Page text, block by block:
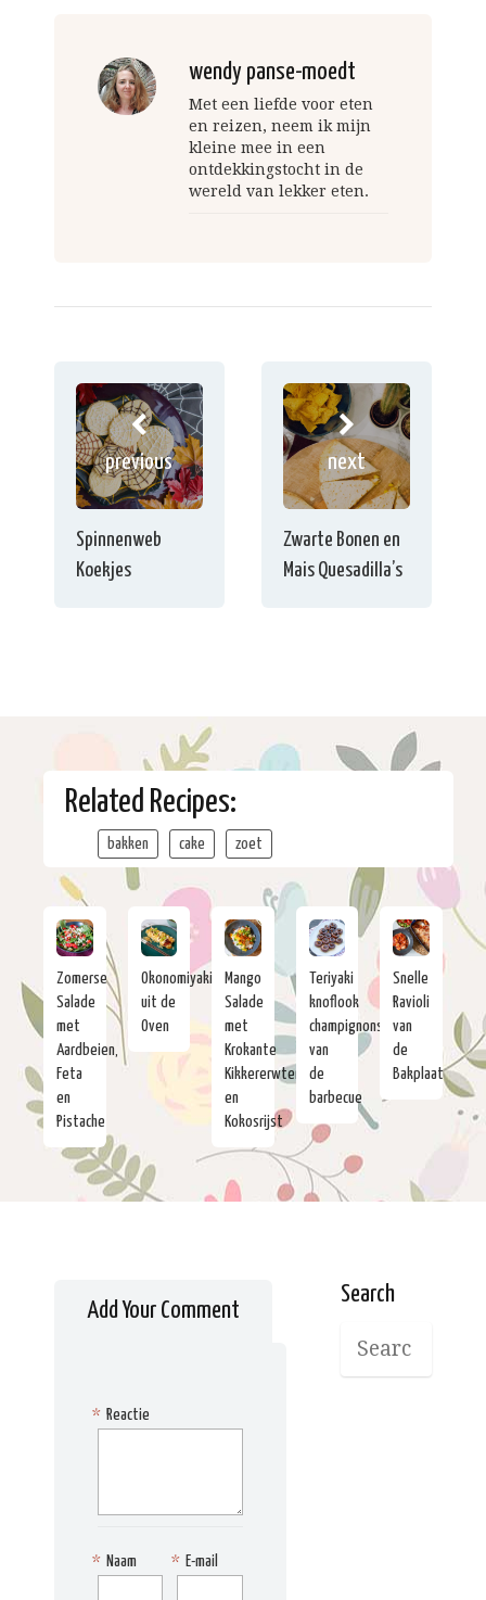
wendy panse-moedt
Met een liefde voor eten
en reizen, neem ik mijn
kleine mee in een
ontdekkingstocht in de
wereld van lekker eten.
previous
Spinnenweb
Koekjes
next
Zwarte Bonen en
Mais Quesadilla’s
Related Recipes:
bakken cake zoet
Zomerse
Salade
met
Aardbeien,
Feta
en
Pistache
Okonomiyaki
uit de
Oven
Mango
Salade
met
Krokante
Kikkererwten
en
Kokosrijst
Teriyaki
knoflook
champignons
van
de
barbecue
Snelle
Ravioli
van
de
Bakplaat
Add Your Comment
Reactie
*
Naam
* E-mail
*
Search